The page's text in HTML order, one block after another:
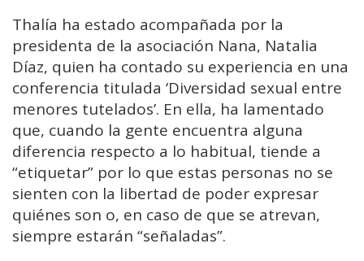
Thalía ha estado acompañada por la
presidenta de la asociación Nana, Natalia
Díaz, quien ha contado su experiencia en una
conferencia titulada ‘Diversidad sexual entre
menores tutelados’. En ella, ha lamentado
que, cuando la gente encuentra alguna
diferencia respecto a lo habitual, tiende a
“etiquetar” por lo que estas personas no se
sienten con la libertad de poder expresar
quiénes son o, en caso de que se atrevan,
siempre estarán “señaladas”.